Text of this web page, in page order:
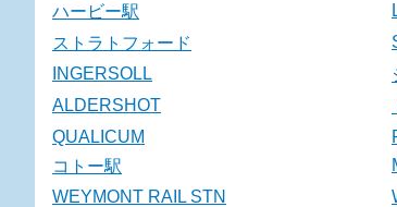
ハービー駅
ストラトフォード
INGERSOLL
ALDERSHOT
QUALICUM
コトー駅
WEYMONT RAIL STN